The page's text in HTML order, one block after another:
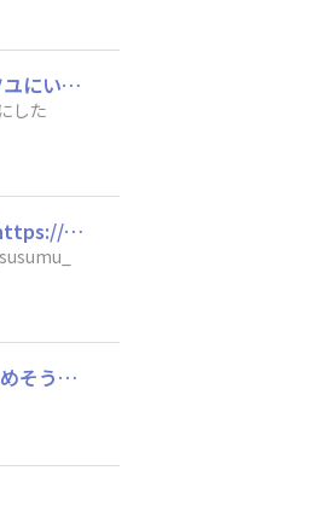
私の梅だレシピやってみたい梅だれの食べ方冷やした中華麺にトッピングして冷やし中華にしたい！ざるラーメンのツユにいれて薬味にしたい！おにぎりにご飯と混ぜて具材にしたい！
した
Xのススムくん…めっちゃ可愛いですね！🥹ご飯がススムの公式さまが引用されていました🌟→Xススムくん公式投稿https://x.com/p_susumu_ofcl/status/2072944642547650700?s=20
梅水晶が好きなので、鶏軟骨でしてみたいです。色んな野菜が入っているので、いつもの梅水晶とまた違う感じで楽しめそうです(^^)